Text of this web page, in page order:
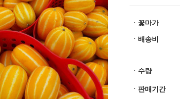
ㆍ꽃마가
ㆍ배송비
ㆍ수량
ㆍ판매기간